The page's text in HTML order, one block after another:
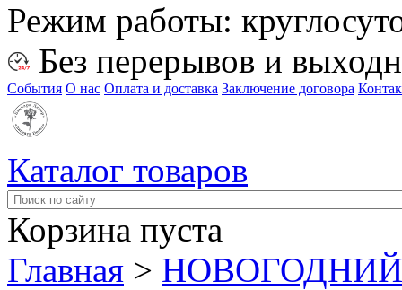
Режим работы:
Без перерывов и
События О нас Оплата и доставка Заключение договора
Каталог товаров
Корзина пуста
Главная >